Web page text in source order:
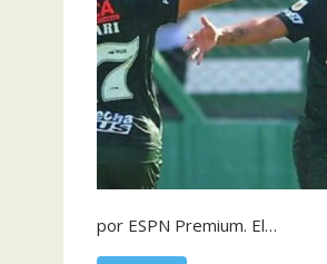
por ESPN Premium. El…